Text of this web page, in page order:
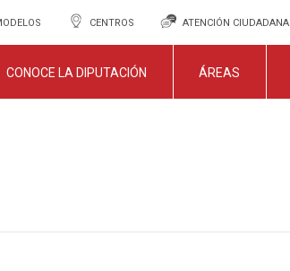
CENTROS ATENCIÓN CIUDADANA
CONOCE LA DIPUTACIÓN ÁREAS